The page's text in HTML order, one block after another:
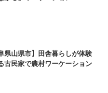
県山県市】田舎暮らしが体験
古民家で農村ワーケーション